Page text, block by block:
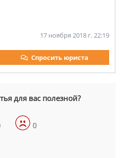
17 ноября 2018 г. 22:19
Спросить юриста
для вас полезной?
0